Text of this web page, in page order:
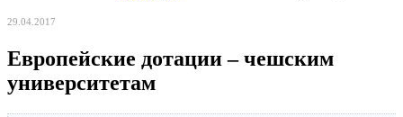
29.04.2017
Европейские дотации – чешским
университетам